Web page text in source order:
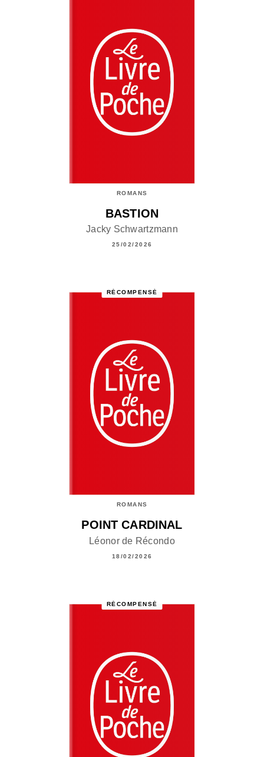
ROMANS
BASTION
Jacky Schwartzmann
25/02/2026
RÉCOMPENSÉ
ROMANS
POINT CARDINAL
Léonor de Récondo
18/02/2026
RÉCOMPENSÉ